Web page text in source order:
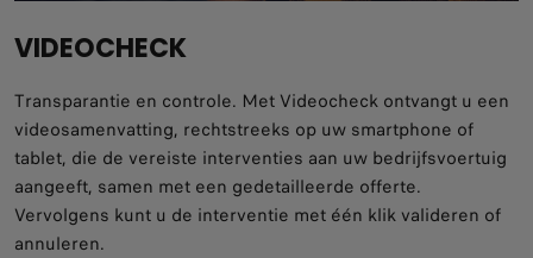
VIDEOCHECK
Transparantie en controle. Met Videocheck ontvangt u een
videosamenvatting, rechtstreeks op uw smartphone of
tablet, die de vereiste interventies aan uw bedrijfsvoertuig
aangeeft, samen met een gedetailleerde offerte.
Vervolgens kunt u de interventie met één klik valideren of
annuleren.